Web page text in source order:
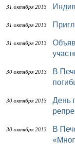
31 октября 2013
31 октября 2013
31 октября 2013
Объявление об аренде земельного
30 октября 2013
В Печоре зажгли свечи в память о
30 октября 2013
День памяти жертв политических
30 октября 2013
В Печоре создается